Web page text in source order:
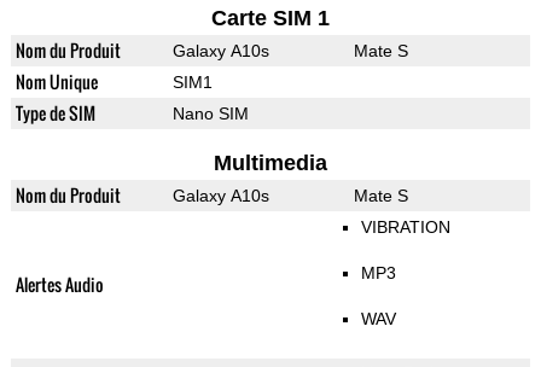
Carte SIM 1
Nom du Produit Galaxy A10s Mate S
Nom Unique SIM1
Type de SIM Nano SIM
Multimedia
Nom du Produit Galaxy A10s Mate S
Alertes Audio
VIBRATION
MP3
WAV